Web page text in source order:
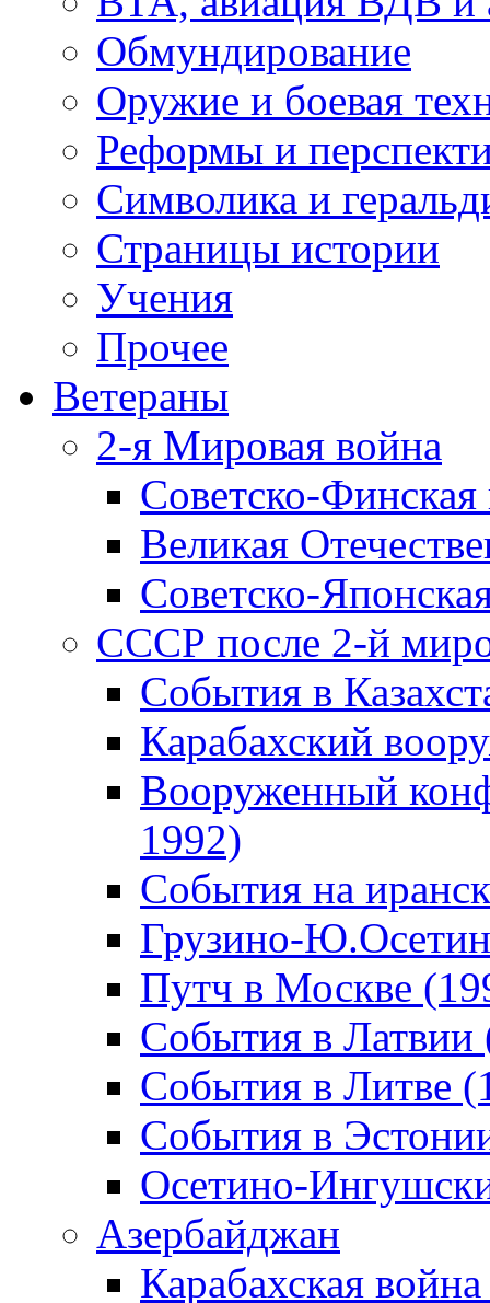
Обмундирование
Оружие и боевая
Реформы и
Символика и
Страницы истории
Учения
Прочее
Ветераны
2-я Мировая война
Советско-
Великая
Советско-
СССР после 2-й
События в
Карабахский
Вооруженный
1992)
События на
Грузино-
Путч в Москве
События в Латвии
События в Литве
События в
Осетино-
Азербайджан
Карабахская